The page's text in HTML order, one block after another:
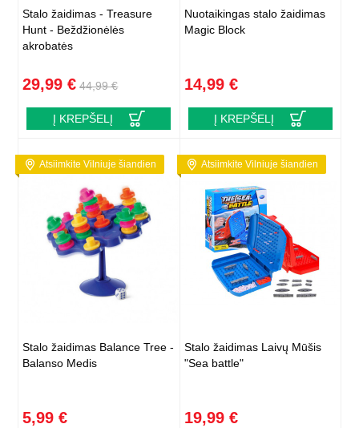
Stalo žaidimas - Treasure
Hunt - Beždžionėlės
akrobatės
29,99 € 44,99 €
Į KREPŠELĮ
Nuotaikingas stalo žaidimas
Magic Block
14,99 €
Į KREPŠELĮ
Atsiimkite Vilniuje šiandien
Stalo žaidimas Balance Tree -
Balanso Medis
5,99 €
Atsiimkite Vilniuje šiandien
Stalo žaidimas Laivų Mūšis
"Sea battle"
19,99 €